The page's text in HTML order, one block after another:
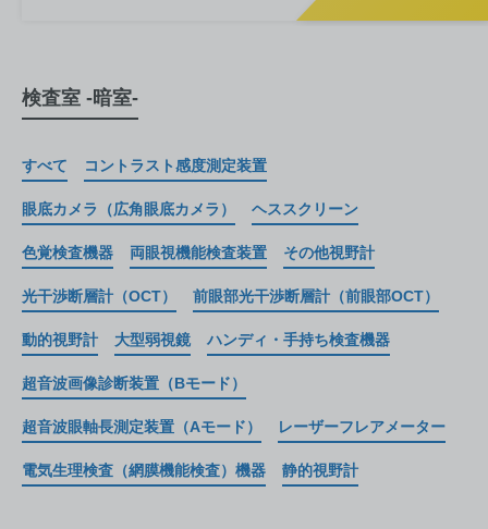
検査室 -暗室-
すべて コントラスト感度測定装置
眼底カメラ（広角眼底カメラ） ヘススクリーン
色覚検査機器 両眼視機能検査装置 その他視野計
光干渉断層計（OCT） 前眼部光干渉断層計（前眼部OCT）
動的視野計 大型弱視鏡 ハンディ・手持ち検査機器
超音波画像診断装置（Bモード）
超音波眼軸長測定装置（Aモード） レーザーフレアメーター
電気生理検査（網膜機能検査）機器 静的視野計